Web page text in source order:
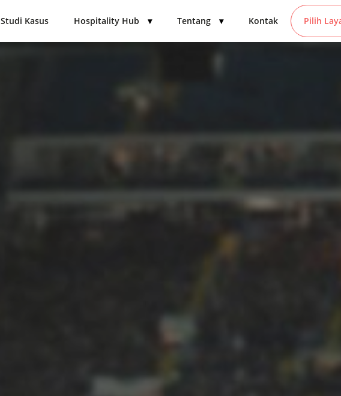
Studi Kasus Hospitality Hub ▾ Tentang ▾ Kontak Pilih